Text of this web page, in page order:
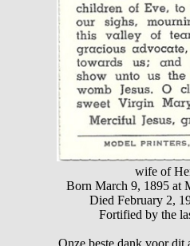
wife of
Born March 9, 1895 at
Died February 2,
Fortified by the
Onze beste dank voor dit